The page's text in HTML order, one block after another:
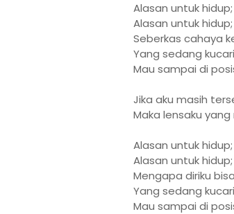
Alasan untuk
Alasan untuk
Seberkas cahaya
Yang sedang
Mau sampai di
Jika aku masih
Maka lensaku
Alasan untuk
Alasan untuk
Mengapa diriku
Yang sedang
Mau sampai di